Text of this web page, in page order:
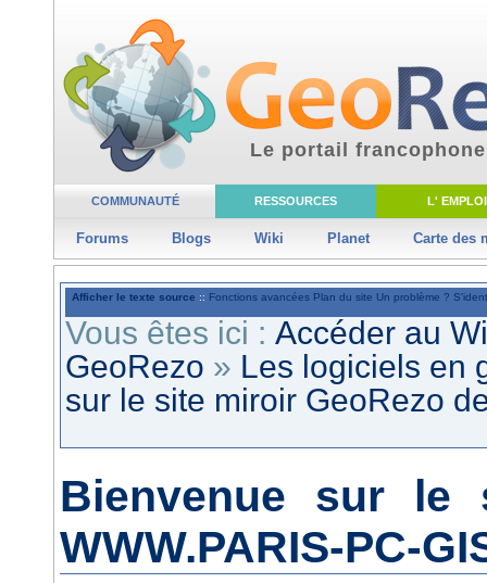
COMMUNAUTÉ RESSOURCES L' EMPLOI
Forums Blogs Wiki Planet Carte des
Le portail
Afficher le texte source :: Fonctions avancées Plan du site Un problème ?
Vous êtes ici : Accéder au
GeoRezo » Les logiciels en
sur le site miroir GeoRezo
Bienvenue sur le
WWW.PARIS-PC-